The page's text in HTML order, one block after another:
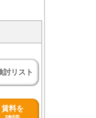
討リスト
賃料を